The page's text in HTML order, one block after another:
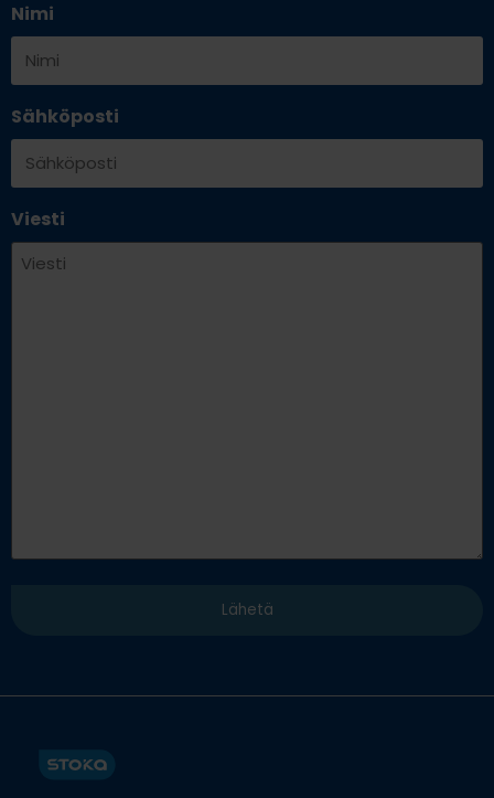
Nimi
Sähköposti
Viesti